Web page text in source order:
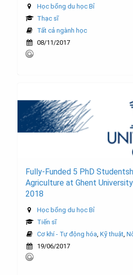
Học bổng du học Bỉ
Thạc sĩ
Tất cả ngành học
08/11/2017
Fully-Funded 5 PhD
Agriculture at Ghent
2018
Học bổng du học Bỉ
Tiến sĩ
Cơ khí - Tự động hóa Kỹ thuật
19/06/2017